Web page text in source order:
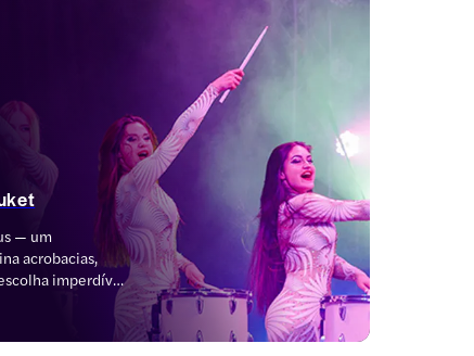
— um
acrobacias,
imperdível
à noite, é
Fantasia se
os assentos